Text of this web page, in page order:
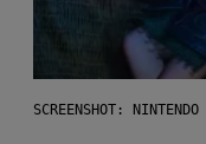
SCREENSHOT: NINTENDO